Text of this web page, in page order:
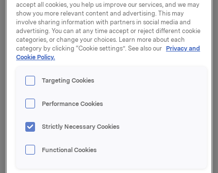
er det stor variasjon i hvilken informasjon selskaper
gir, og hvordan den presenteres. Rådgivning- og
analyseselskapet Position Green har nylig analysert
rapporteringen til de hundre største selskapene på
Oslo Børs. Funnene presenteres i den ferske
rapporten «Bærekraft på børs».
Alle selskapene som har blitt analysert, har blitt tildelt
en totalkarakter på en skala fra A til F. Totalkarakteren
er basert på delkarakterer knyttet til ESG
(Environmental, Social and Governance, eller miljø,
sosiale forhold og styringsrutiner på norsk).
Greens karakterskala betyr «svært god rapportering i
accept all cookies, you help us improve our services, and we may
show you more relevant content and advertising. This may
involve sharing information with partners in social media and
advertising. You can at any time accept or reject different cookie
categories, or change your choices. Learn more about each
category by clicking “Cookie settings”. See also our Privacy and
Cookie Policy.
Targeting Cookies
Performance Cookies
Strictly Necessary Cookies
Functional Cookies